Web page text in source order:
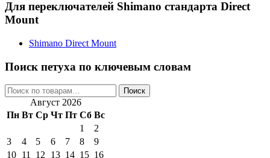
Для переключателей Shimano стандарта Direct
Mount
Shimano Direct Mount
Поиск петуха по ключевым словам
Искать: Поиск
Август 2026
Пн Вт Ср Чт Пт Сб Вс
1
2
3
4 5 6 7 8
9
10 11 12 13 14 15 16